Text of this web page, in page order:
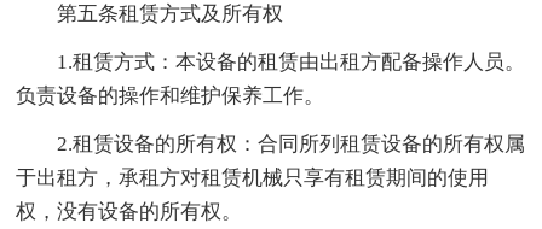
第五条租赁方式及所有权
1.租赁方式：本设备的租赁由出租方配备操作人员。
负责设备的操作和维护保养工作。
2.租赁设备的所有权：合同所列租赁设备的所有权属
于出租方，承租方对租赁机械只享有租赁期间的使用
权，没有设备的所有权。